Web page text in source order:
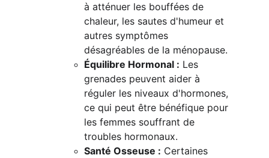
à atténuer les bouffées de
chaleur, les sautes d'humeur et
autres symptômes
désagréables de la ménopause.
Équilibre Hormonal : Les
grenades peuvent aider à
réguler les niveaux d'hormones,
ce qui peut être bénéfique pour
les femmes souffrant de
troubles hormonaux.
Santé Osseuse : Certaines